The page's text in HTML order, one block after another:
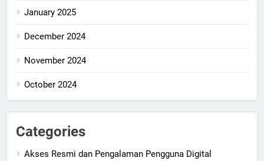
January 2025
December 2024
November 2024
October 2024
Categories
Akses Resmi dan Pengalaman Pengguna Digital